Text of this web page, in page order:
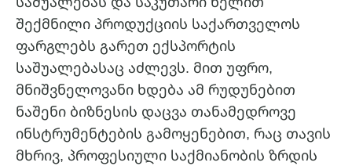
შექმნილი პროდუქციის საქართველოს
ფარგლებს გარეთ ექსპორტის
საშუალებასაც აძლევს. მით უფრო,
მნიშვნელოვანი ხდება ამ რუდუნებით
ნაშენი ბიზნესის დაცვა თანამედროვე
ინსტრუმენტების გამოყენებით, რაც თავის
მხრივ, პროფესიული საქმიანობის ზრდის